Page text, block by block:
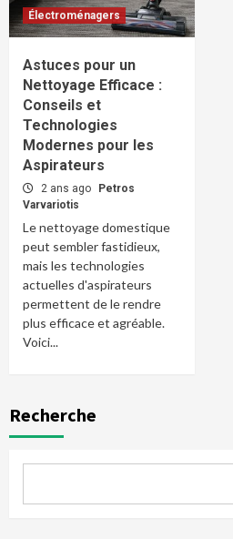
Électroménagers
Astuces pour un
Nettoyage Efficace :
Conseils et
Technologies
Modernes pour les
Aspirateurs
2 ans ago
Petros
Varvariotis
Le nettoyage domestique
peut sembler fastidieux,
mais les technologies
actuelles d'aspirateurs
permettent de le rendre
plus efficace et agréable.
Voici...
Recherche